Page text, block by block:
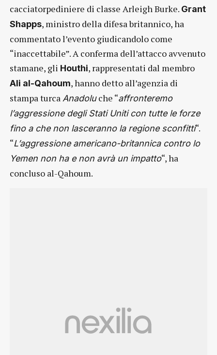
cacciatorpediniere di classe Arleigh Burke. Grant
Shapps, ministro della difesa britannico, ha
commentato l’evento giudicandolo come
“inaccettabile”. A conferma dell’attacco avvenuto
stamane, gli Houthi, rappresentati dal membro
Ali al-Qahoum, hanno detto all’agenzia di
stampa turca Anadoluche “affronteremo
l’aggressione degli Stati Uniti con tutte le forze
fino a che non lasceranno la regione sconfitti“.
“L’aggressione americano-britannica contro lo
Yemen non ha e non avrà un impatto“, ha
concluso al-Qahoum.